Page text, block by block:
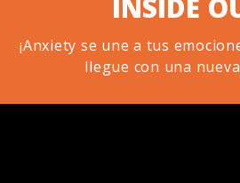
INSIDE
¡Anxiety se une a tus
llegue con una